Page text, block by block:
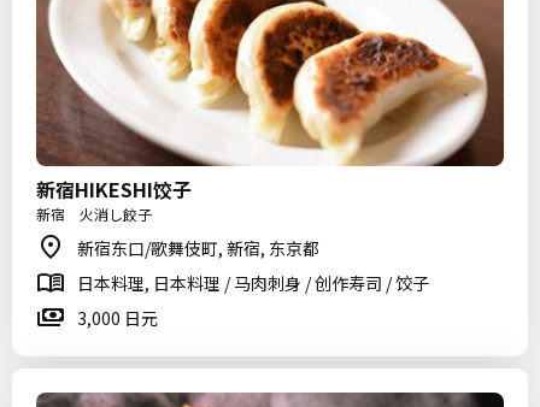
新宿HIKESHI饺子
新宿 火消し餃子
新宿东口/歌舞伎町, 新宿, 东京都
日本料理, 日本料理 / 马肉刺身 / 创作寿司 / 饺子
3,000 日元